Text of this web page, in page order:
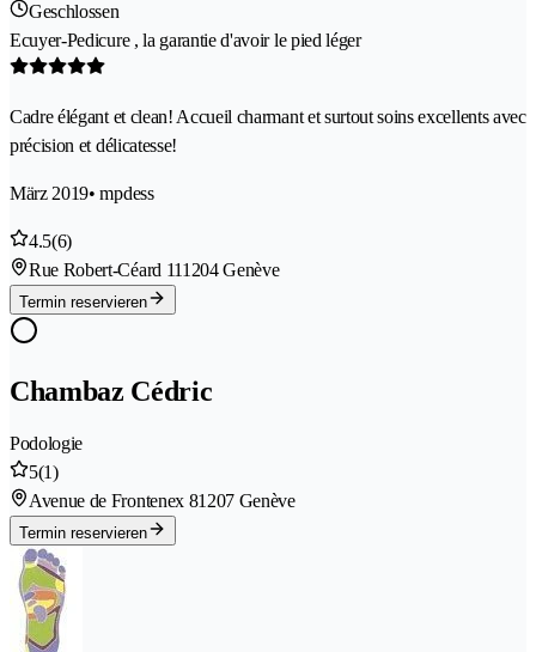
Geschlossen
Ecuyer-Pedicure , la garantie d'avoir le pied léger
Cadre élégant et clean! Accueil charmant et surtout soins excellents avec
précision et délicatesse!
März 2019• mpdess
4.5(6)
Rue Robert-Céard 111204 Genève
Termin reservieren
Chambaz Cédric
Podologie
5(1)
Avenue de Frontenex 81207 Genève
Termin reservieren